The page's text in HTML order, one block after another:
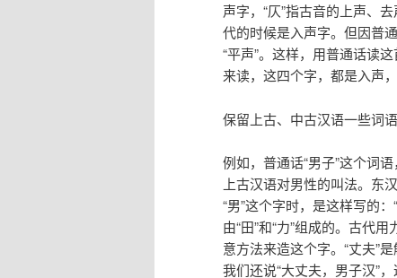
声字，“仄”指古音的上声、
代的时候是入声字。但因普
“平声”。这样，用普通话读
来读，这四个字，都是入声
保留上古、中古汉语一些词
例如，普通话“男子”这个词语
上古汉语对男性的叫法。东
“男”这个字时，是这样写的
由“田”和“力”组成的。古代
意方法来造这个字。“丈夫”
我们还说“大丈夫，男子汉”